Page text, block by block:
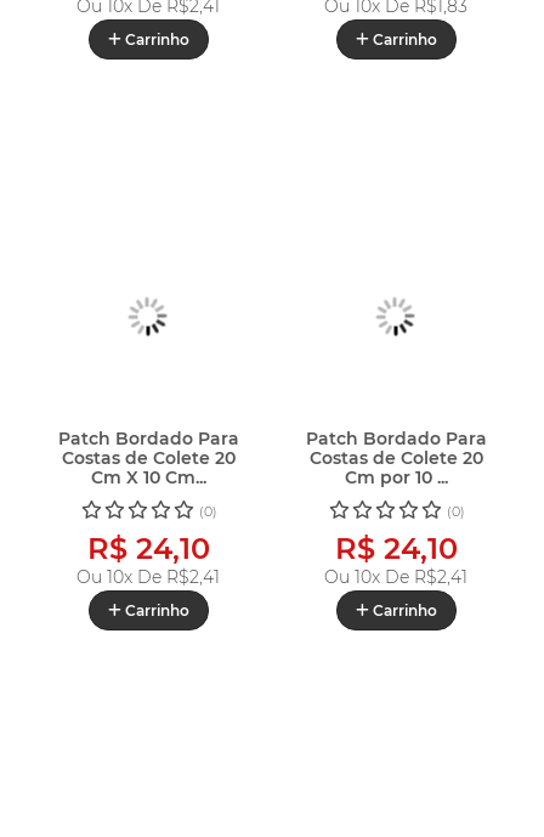
Ou 10x De R$2,41
Carrinho
Ou 10x De R$1,83
Carrinho
Patch Bordado Para
Costas de Colete 20
Cm X 10 Cm...
(0)
R$ 24,10
Ou 10x De R$2,41
Carrinho
Patch Bordado Para
Costas de Colete 20
Cm por 10 ...
(0)
R$ 24,10
Ou 10x De R$2,41
Carrinho